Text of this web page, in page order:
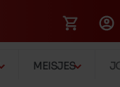
MEISJES